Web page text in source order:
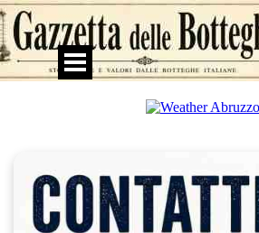
Vai ai contenuti
Salta menù